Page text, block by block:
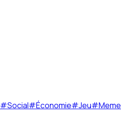
#Social#Économie#Jeu#Meme